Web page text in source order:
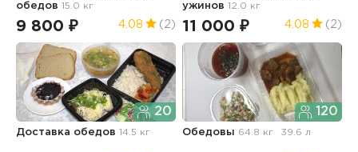
обедов15.0 кг
9 800 ₽ 4.08 (2)
ужинов12.0 кг
11 000 ₽ 4.08 (2)
20
Доставка обедов14.5 кг
120
Обедовы 64.8 кг 39.6 л